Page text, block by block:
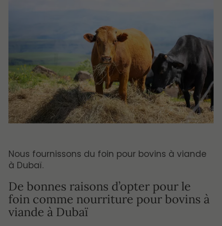
Nous fournissons du foin pour bovins à viande
à Dubaï.
De bonnes raisons d’opter pour le
foin comme nourriture pour bovins à
viande à Dubaï